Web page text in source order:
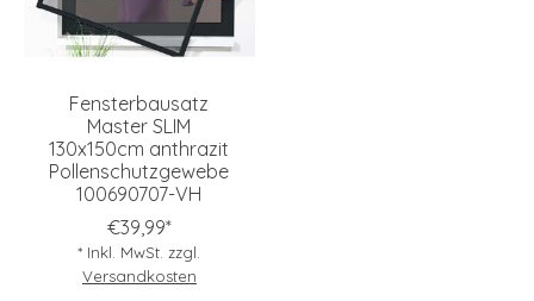
Fensterbausatz
Master SLIM
130x150cm anthrazit
Pollenschutzgewebe
100690707-VH
€39,99*
* Inkl. MwSt. zzgl.
Versandkosten